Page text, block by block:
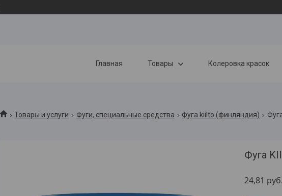
Главная Товары Колеровка красок
Товары и услуги Фуги, специальные средства Фуга kiilto (финляндия)
Фуга
24,81 руб.